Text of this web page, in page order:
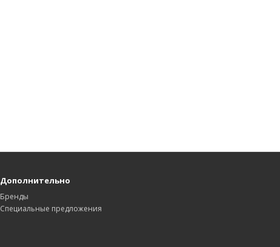
Дополнительно
Бренды
Специальные предложения